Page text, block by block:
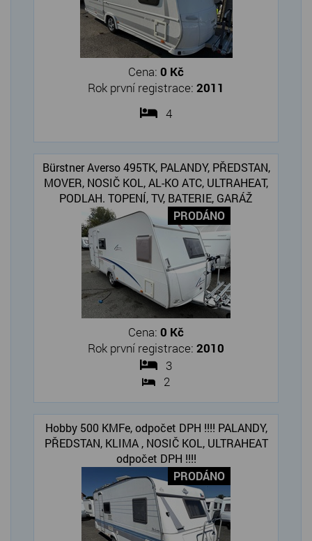
Cena: 0 Kč
Rok první registrace: 2011
4
Bürstner Averso 495TK, PALANDY, PŘEDSTAN,
MOVER, NOSIČ KOL, AL-KO ATC, ULTRAHEAT,
PODLAH. TOPENÍ, TV, BATERIE, GARÁŽ
PRODÁNO
Cena: 0 Kč
Rok první registrace: 2010
3
2
Hobby 500 KMFe, odpočet DPH !!!! PALANDY,
PŘEDSTAN, KLIMA , NOSIČ KOL, ULTRAHEAT
odpočet DPH !!!!
PRODÁNO